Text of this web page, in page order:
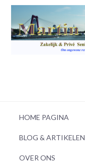
HOME PAGINA
BLOG & ARTIKELEN
OVER ONS